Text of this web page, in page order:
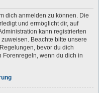
dich anmelden zu können. Die
und ermöglicht dir, auf
kann registrierten
Beachte bitte unsere
bevor du dich
Forenregeln, wenn du dich in